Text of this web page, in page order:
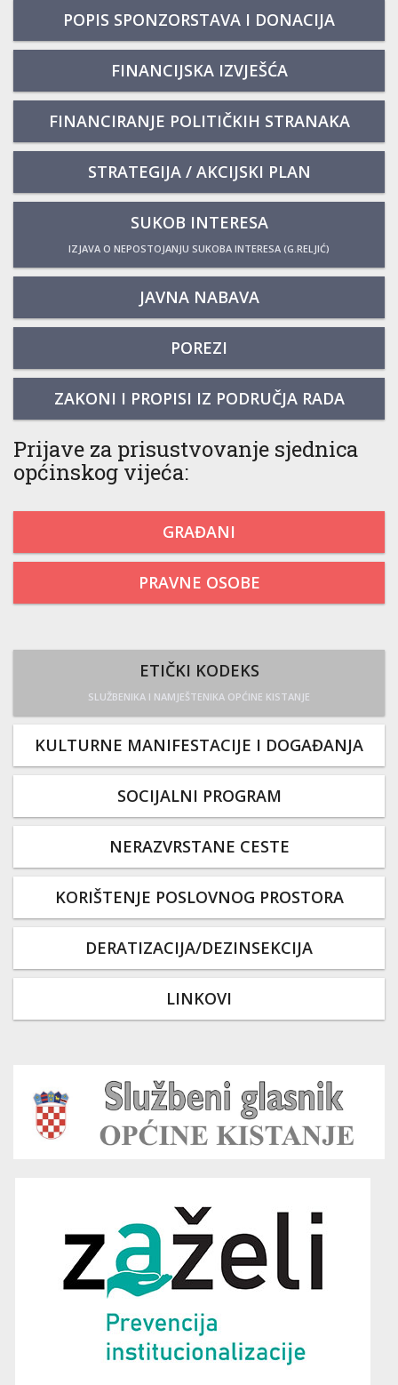
POPIS SPONZORSTAVA I DONACIJA
FINANCIJSKA IZVJEŠĆA
FINANCIRANJE POLITIČKIH STRANAKA
STRATEGIJA / AKCIJSKI PLAN
SUKOB INTERESA
IZJAVA O NEPOSTOJANJU SUKOBA INTERESA (G.RELJIĆ)
JAVNA NABAVA
POREZI
ZAKONI I PROPISI IZ PODRUČJA RADA
Prijave za prisustvovanje sjednica
općinskog vijeća:
GRAĐANI
PRAVNE OSOBE
ETIČKI KODEKS
SLUŽBENIKA I NAMJEŠTENIKA OPĆINE KISTANJE
KULTURNE MANIFESTACIJE I DOGAĐANJA
SOCIJALNI PROGRAM
NERAZVRSTANE CESTE
KORIŠTENJE POSLOVNOG PROSTORA
DERATIZACIJA/DEZINSEKCIJA
LINKOVI